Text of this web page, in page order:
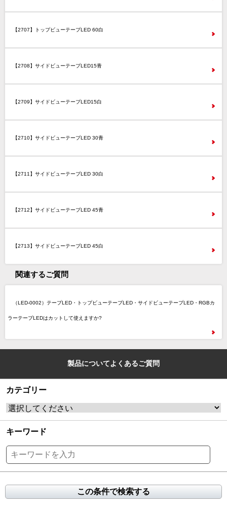
【2707】トップビューテープLED 60白
【2708】サイドビューテープLED15青
【2709】サイドビューテープLED15白
【2710】サイドビューテープLED 30青
【2711】サイドビューテープLED 30白
【2712】サイドビューテープLED 45青
【2713】サイドビューテープLED 45白
関連するご質問
（LED-0002）テープLED・トップビューテープLED・サイドビューテープLED・RGBカ
ラーテープLEDはカットして使えますか?
製品についてよくあるご質問
カテゴリー
キーワード
この条件で検索する